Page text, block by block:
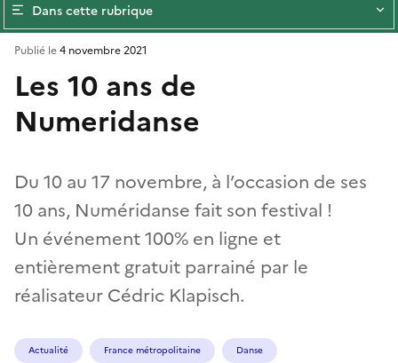
Dans cette rubrique
Les 10 ans de
Numeridanse
Du 10 au 17 novembre, à l’occasion de ses
10 ans, Numéridanse fait son festival !
Un événement 100% en ligne et
entièrement gratuit parrainé par le
réalisateur Cédric Klapisch.
Publié le4 novembre 2021
Actualité France métropolitaine Danse